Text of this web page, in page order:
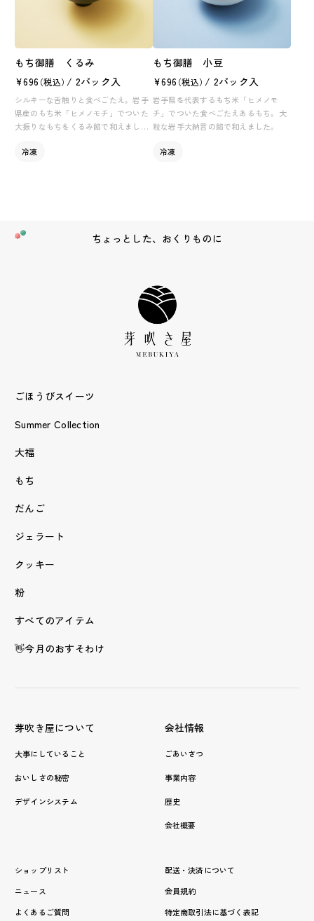
もち御膳 くるみ
¥696（税込）/ 2パック入
シルキーな舌触りと食べごたえ。岩手
県産のもち米「ヒメノモチ」でついた
大振りなもちをくるみ餡で和えまし
冷凍
もち御膳 小豆
¥696（税込）/ 2パック入
岩手県を代表するもち米「ヒメノモ
チ」でついた食べごたえあるもち。大
冷凍
ちょっとした、おくりものに
ごほうびスイーツ
Summer Collection
大福
もち
だんご
ジェラート
クッキー
粉
すべてのアイテム
👋今月のおすそわけ
芽吹き屋について
大事にしていること
おいしさの秘密
デザインシステム
会社情報
ごあいさつ
事業内容
歴史
会社概要
ショップリスト
ニュース
よくあるご質問
配送・決済について
会員規約
特定商取引法に基づく表記